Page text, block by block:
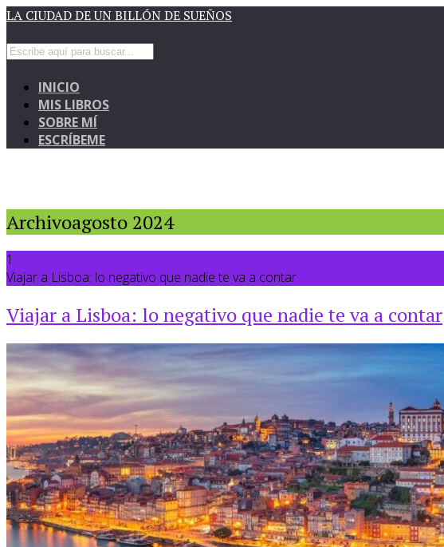
LA CIUDAD DE UN BILLÓN DE SUEÑOS
INICIO
MIS LIBROS
SOBRE MÍ
ESCRÍBEME
Archivoagosto 2024
1
Viajar a Lisboa: lo negativo que nadie te va a contar
Viajar a Lisboa: lo negativo que nadie te va a contar